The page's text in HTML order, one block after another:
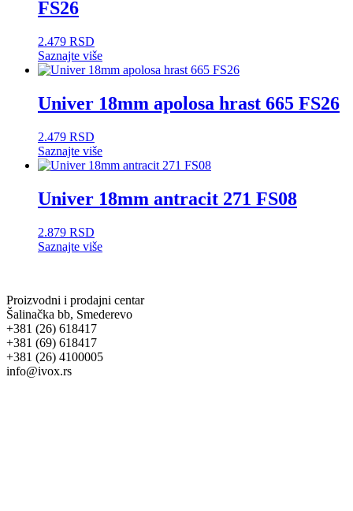
FS26
2.479 RSD
Saznajte više
Univer 18mm apolosa hrast 665 FS26
2.479 RSD
Saznajte više
Univer 18mm antracit 271 FS08
2.879 RSD
Saznajte više
Proizvodni i prodajni centar
Šalinačka bb, Smederevo
+381 (26) 618417
+381 (69) 618417
+381 (26) 4100005
info@ivox.rs